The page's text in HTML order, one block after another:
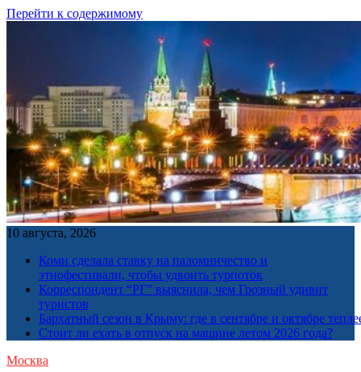
Перейти к содержимому
10 августа, 2026
Коми сделала ставку на паломничество и
этнофестивали, чтобы удвоить турпоток
Корреспондент “РГ” выяснила, чем Грозный удивит
туристов
Бархатный сезон в Крыму: где в сентябре и октябре
Стоит ли ехать в отпуск на машине летом 2026 года?
Москва